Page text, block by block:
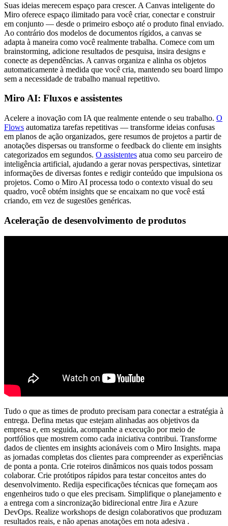
Suas ideias merecem espaço para crescer. A Canvas inteligente do
Miro oferece espaço ilimitado para você criar, conectar e construir
em conjunto — desde o primeiro esboço até o produto final enviado.
Ao contrário dos modelos de documentos rígidos, a canvas se
adapta à maneira como você realmente trabalha. Comece com um
brainstorming, adicione resultados de pesquisa, insira designs e
conecte as dependências. A canvas organiza e alinha os objetos
automaticamente à medida que você cria, mantendo seu board limpo
sem a necessidade de trabalho manual repetitivo.
Miro AI: Fluxos e assistentes
Acelere a inovação com IA que realmente entende o seu trabalho. O
Flows automatiza tarefas repetitivas — transforme ideias confusas
em planos de ação organizados, gere resumos de projetos a partir de
anotações dispersas ou transforme o feedback do cliente em insights
categorizados em segundos. O assistentes atua como seu parceiro de
inteligência artificial, ajudando a gerar novas perspectivas, sintetizar
informações de diversas fontes e redigir conteúdo que impulsiona os
projetos. Como o Miro AI processa todo o contexto visual do seu
quadro, você obtém insights que se encaixam no que você está
criando, em vez de sugestões genéricas.
Aceleração de desenvolvimento de produtos
Tudo o que as times de produto precisam para conectar a estratégia à
entrega. Defina metas que estejam alinhadas aos objetivos da
empresa e, em seguida, acompanhe a execução por meio de
portfólios que mostrem como cada iniciativa contribui. Transforme
dados de clientes em insights acionáveis ​​com o Miro Insights. mapa
as jornadas completas dos clientes para compreender as experiências
de ponta a ponta. Crie roteiros dinâmicos nos quais todos possam
colaborar. Crie protótipos rápidos para testar conceitos antes do
desenvolvimento. Redija especificações técnicas que forneçam aos
engenheiros tudo o que eles precisam. Simplifique o planejamento e
a entrega com a sincronização bidirecional entre Jira e Azure
DevOps. Realize workshops de design colaborativos que produzam
resultados reais, e não apenas anotações em nota adesiva .